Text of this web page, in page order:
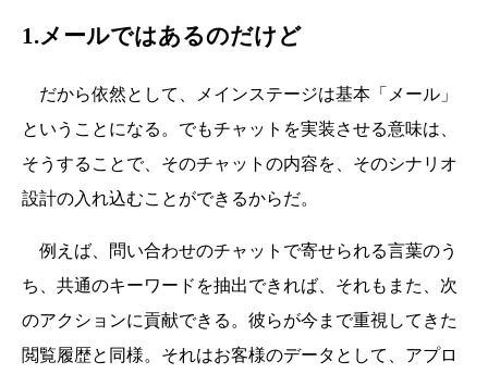
1.メールではあるのだけど
だから依然として、メインステージは基本「メール」
ということになる。でもチャットを実装させる意味は、
そうすることで、そのチャットの内容を、そのシナリオ
設計の入れ込むことができるからだ。
例えば、問い合わせのチャットで寄せられる言葉のう
ち、共通のキーワードを抽出できれば、それもまた、次
のアクションに貢献できる。彼らが今まで重視してきた
閲覧履歴と同様。それはお客様のデータとして、アプロ